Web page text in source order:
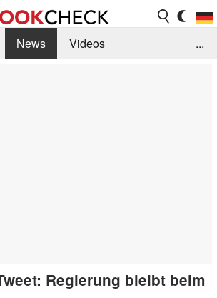
News
Videos
...
Regierung bleibt beim